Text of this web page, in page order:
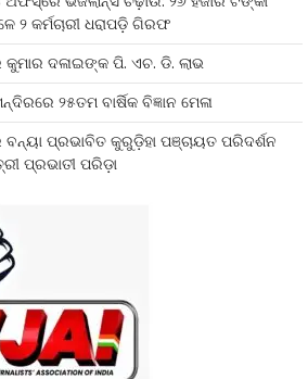
୨ କର୍ମଚାରୀ ଧରାପଡ଼ି ଗିରଫ
ଦଳାଇଙ୍କ ପି. ଏଚ. ଡି. ଲାଭ
୨୫ତମ ବାର୍ଷିକ ବିଜ୍ଞାନ ମେଳା
ପ୍ରଭାବିତ କୁରୁଡ଼ିହା ପଞ୍ଚାୟତ ପରିଦର୍ଶନ
ପ୍ରଭାତୀ ପରିଡ଼ା